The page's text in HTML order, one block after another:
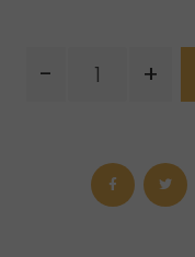
-
de
+